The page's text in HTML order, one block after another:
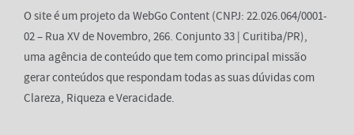
O site é um projeto da WebGo Content (CNPJ: 22.026.064/0001-
02 – Rua XV de Novembro, 266. Conjunto 33 | Curitiba/PR),
uma agência de conteúdo que tem como principal missão
gerar conteúdos que respondam todas as suas dúvidas com
Clareza, Riqueza e Veracidade.